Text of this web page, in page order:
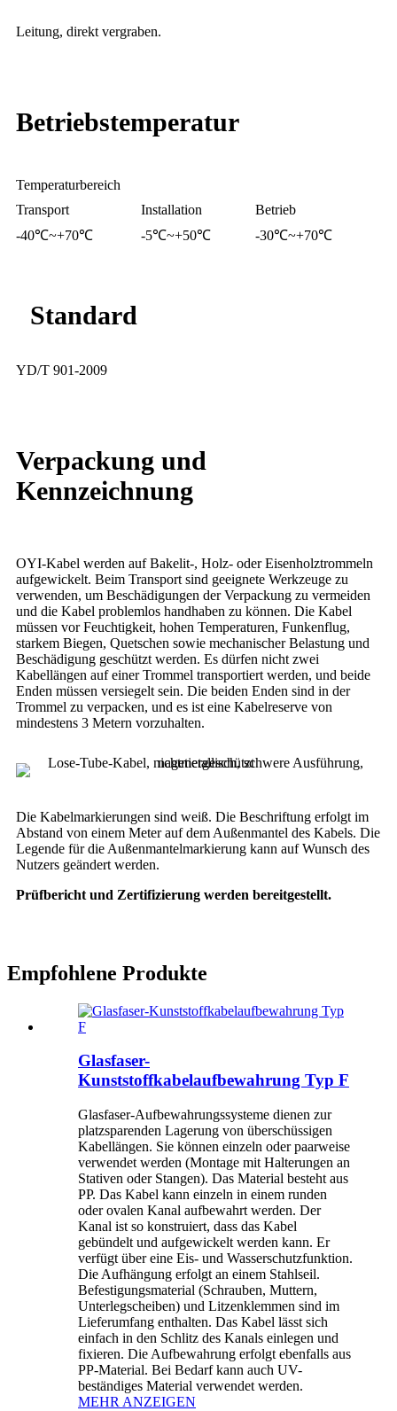
Leitung, direkt vergraben.
Betriebstemperatur
Temperaturbereich
Transport
Installation
Betrieb
-40℃~+70℃
-5℃~+50℃ -30℃~+70℃
Standard
YD/T 901-2009
Verpackung und
Kennzeichnung
OYI-Kabel werden auf Bakelit-, Holz- oder Eisenholztrommeln
aufgewickelt. Beim Transport sind geeignete Werkzeuge zu
verwenden, um Beschädigungen der Verpackung zu vermeiden
und die Kabel problemlos handhaben zu können. Die Kabel
müssen vor Feuchtigkeit, hohen Temperaturen, Funkenflug,
starkem Biegen, Quetschen sowie mechanischer Belastung und
Beschädigung geschützt werden. Es dürfen nicht zwei
Kabellängen auf einer Trommel transportiert werden, und beide
Enden müssen versiegelt sein. Die beiden Enden sind in der
Trommel zu verpacken, und es ist eine Kabelreserve von
mindestens 3 Metern vorzuhalten.
Die Kabelmarkierungen sind weiß. Die Beschriftung erfolgt im
Abstand von einem Meter auf dem Außenmantel des Kabels. Die
Legende für die Außenmantelmarkierung kann auf Wunsch des
Nutzers geändert werden.
Prüfbericht und Zertifizierung werden bereitgestellt.
Empfohlene Produkte
Glasfaser-
Kunststoffkabelaufbewahrung Typ F
Glasfaser-Aufbewahrungssysteme dienen zur
platzsparenden Lagerung von überschüssigen
Kabellängen. Sie können einzeln oder paarweise
verwendet werden (Montage mit Halterungen an
Stativen oder Stangen). Das Material besteht aus
PP. Das Kabel kann einzeln in einem runden
oder ovalen Kanal aufbewahrt werden. Der
Kanal ist so konstruiert, dass das Kabel
gebündelt und aufgewickelt werden kann. Er
verfügt über eine Eis- und Wasserschutzfunktion.
Die Aufhängung erfolgt an einem Stahlseil.
Befestigungsmaterial (Schrauben, Muttern,
Unterlegscheiben) und Litzenklemmen sind im
Lieferumfang enthalten. Das Kabel lässt sich
einfach in den Schlitz des Kanals einlegen und
fixieren. Die Aufbewahrung erfolgt ebenfalls aus
PP-Material. Bei Bedarf kann auch UV-
beständiges Material verwendet werden.
MEHR ANZEIGEN